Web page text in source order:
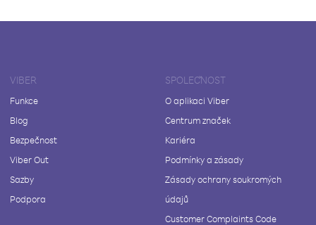
VIBER
Funkce
Blog
Bezpečnost
Viber Out
Sazby
Podpora
SPOLEČNOST
O aplikaci Viber
Centrum značek
Kariéra
Podmínky a zásady
Zásady ochrany soukromých
údajů
Customer Complaints Code